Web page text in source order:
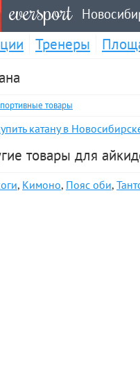
eversport
Тренеры
товары
катану в
товары для
, Кимоно, Пояс оби,